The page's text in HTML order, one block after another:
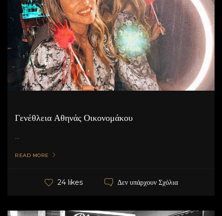
Γενέθλεια Αθηνάς Οικονομάκου
...
READ MORE
24 likes Δεν υπάρχουν Σχόλια